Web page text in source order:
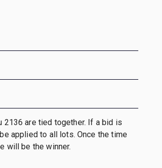
are tied together. If a bid is
applied to all lots. Once the time
will be the winner.